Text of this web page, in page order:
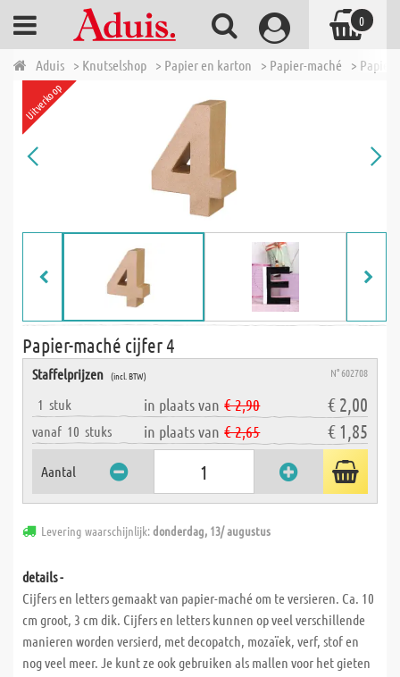
Aduis > Knutselshop > Papier en karton > Papier-maché >
Uitverkoop
Papier-maché cijfer 4
Staffelprijzen (incl. BTW) N° 602708
1 stuk in plaats van € 2,90 € 2,00
vanaf 10 stuks in plaats van € 2,65 € 1,85
Aantal
Levering waarschijnlijk:donderdag, 13/ augustus
details -
Cijfers en letters gemaakt van papier-maché om te versieren. Ca. 10
cm groot, 3 cm dik. Cijfers en letters kunnen op veel verschillende
manieren worden versierd, met decopatch, mozaïek, verf, stof en
nog veel meer. Je kunt ze ook gebruiken als mallen voor het gieten
0